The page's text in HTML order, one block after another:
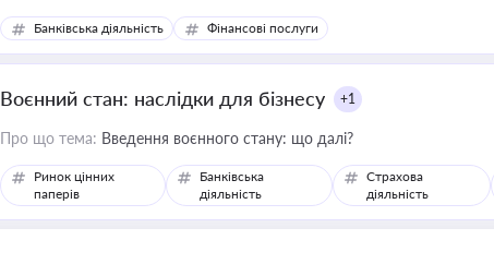
Банківська діяльність Фінансові послуги
Воєнний стан: наслідки для бізнесу +1
Про що тема: Введення воєнного стану: що далі?
Ринок цінних
паперів
Банківська
діяльність
Страхова
діяльність